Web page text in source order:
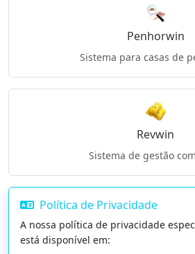
Penhorwin
Sistema para casas de
Revwin
Sistema de gestão
Política de Privacidade
A nossa política de privacidade
está disponível em: